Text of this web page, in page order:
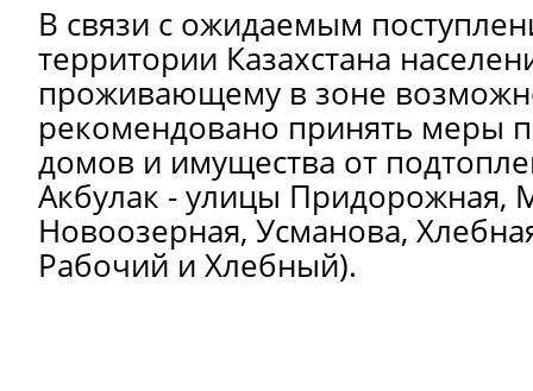
В связи с ожидаемым
территории Казахстана
проживающему в зоне
рекомендовано принять меры
домов и имущества от
Акбулак - улицы Придорожная,
Новоозерная, Усманова,
Рабочий и Хлебный).